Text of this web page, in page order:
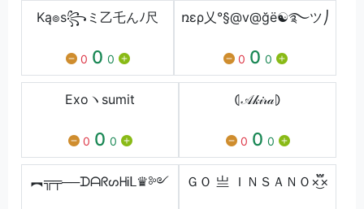
Ką๏s꧂ミ乙乇んﾉ尺
0 0 0
ռερ乂°§@v@ğë☯࿐ツ⎠
0 0 0
Exoヽsumit
0 0 0
⦇𝒜𝓀𝒾𝓇𝒶⦈
0 0 0
︻╦╤──ᗪᗩᖇᔕᕼᎥᒪ♛༻ ＧＯ 亗 ＩＮＳＡＮＯ×፝֟͜×